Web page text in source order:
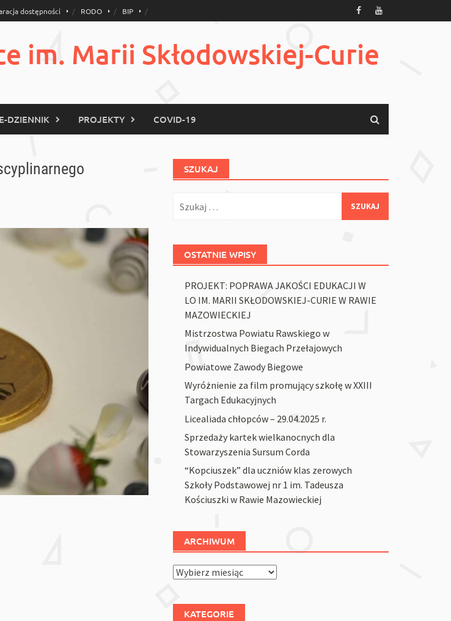
dostępności RODO BIP
im. Marii Skłodowskiej-Curie
E-DZIENNIK PROJEKTY COVID-19
SZUKAJ
OSTATNIE WPISY
PROJEKT: POPRAWA JAKOŚCI EDUKACJI W
LO IM. MARII SKŁODOWSKIEJ-CURIE W RAWIE
MAZOWIECKIEJ
Mistrzostwa Powiatu Rawskiego w
Indywidualnych Biegach Przełajowych
Powiatowe Zawody Biegowe
Wyróżnienie za film promujący szkołę w XXIII
Targach Edukacyjnych
Licealiada chłopców – 29.04.2025 r.
Sprzedaży kartek wielkanocnych dla
Stowarzyszenia Sursum Corda
“Kopciuszek” dla uczniów klas zerowych
Szkoły Podstawowej nr 1 im. Tadeusza
Kościuszki w Rawie Mazowieckiej
ARCHIWUM
Archiwum
KATEGORIE